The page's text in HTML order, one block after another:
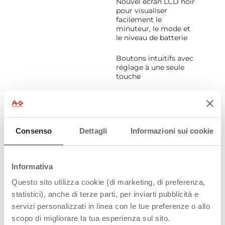
Consenso Dettagli Informazioni sui cookie
Informativa
Questo sito utilizza cookie (di marketing, di preferenza,
statistici), anche di terze parti, per inviarti pubblicità e
servizi personalizzati in linea con le tue preferenze o allo
scopo di migliorare la tua esperienza sul sito.
pour visualiser
facilement le
minuteur, le mode et
le niveau de batterie
Boutons intuitifs avec
réglage à une seule
touche
piles ou un adaptateur
Compatible avec les